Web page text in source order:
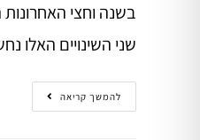
בשנה וחצי האחרונות
שני השינויים האלו
להמשך קריאה